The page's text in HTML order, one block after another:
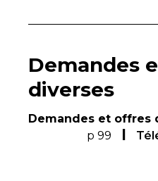
Demandes
diverses
Demandes et offres
p 99